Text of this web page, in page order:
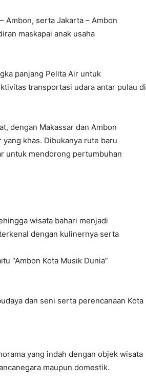
Ambon, serta Jakarta – Ambon
maskapai anak usaha
panjang Pelita Air untuk
transportasi udara antar pulau di
dengan Makassar dan Ambon
khas. Dibukanya rute baru
untuk mendorong pertumbuhan
wisata bahari menjadi
dengan kulinernya serta
“Ambon Kota Musik Dunia”
dan seni serta perencanaan Kota
yang indah dengan objek wisata
maupun domestik.